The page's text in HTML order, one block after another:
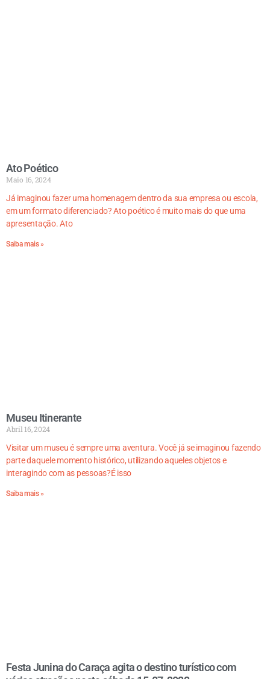
Ato Poético
Maio 16, 2024
Já imaginou fazer uma homenagem dentro da sua empresa ou escola,
em um formato diferenciado? Ato poético é muito mais do que uma
apresentação. Ato
Saiba mais »
Museu Itinerante
Abril 16, 2024
Visitar um museu é sempre uma aventura. Você já se imaginou fazendo
parte daquele momento histórico, utilizando aqueles objetos e
interagindo com as pessoas?É isso
Saiba mais »
Festa Junina do Caraça agita o destino turístico com